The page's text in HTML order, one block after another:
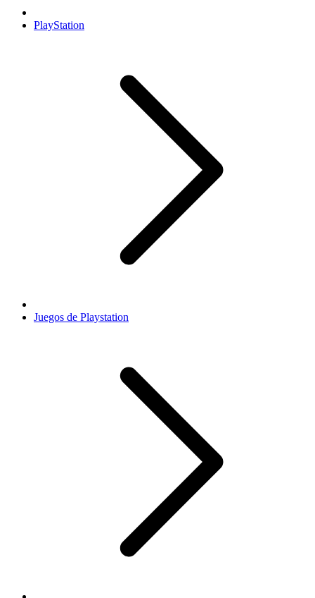
PlayStation
Juegos de Playstation